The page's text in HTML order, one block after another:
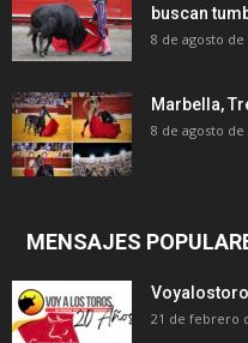
buscan
8 de agosto de
Marbella,
8 de agosto de
MENSAJES
21 de febrero